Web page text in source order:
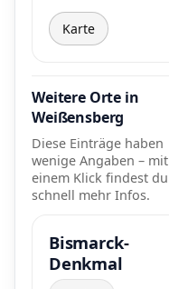
Karte
Weitere Orte in
Weißensberg
Diese Einträge haben
wenige Angaben – mit
einem Klick findest du
schnell mehr Infos.
Bismarck-
Denkmal